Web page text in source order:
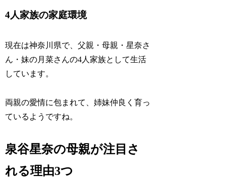
4人家族の家庭環境
現在は神奈川県で、父親・母親・星奈さ
ん・妹の月菜さんの4人家族として生活
しています。
両親の愛情に包まれて、姉妹仲良く育っ
ているようですね。
泉谷星奈の母親が注目さ
れる理由3つ